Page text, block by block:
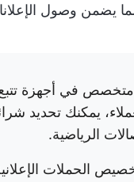
يضمن وصول
في أجهزة تتبع
يمكنك تحديد
الرياضية.
الحملات